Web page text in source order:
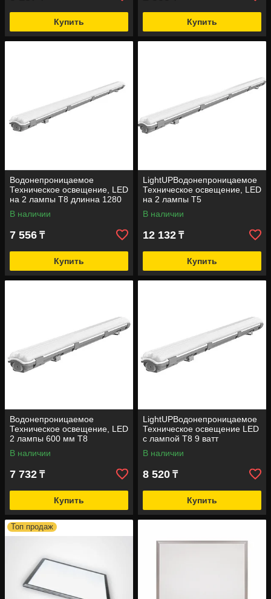
Купить Купить
Водонепроницаемое
Техническое освещение, LED
на 2 лампы Т8 длинна 1280
мм
В наличии
7 556 ₸
Купить
LightUPВодонепроницаемое
Техническое освещение, LED
на 2 лампы Т5
В наличии
12 132 ₸
Купить
Водонепроницаемое
Техническое освещение, LED
2 лампы 600 мм Т8
В наличии
7 732 ₸
Купить
LightUPВодонепроницаемое
Техническое освещение LED
с лампой Т8 9 ватт
В наличии
8 520 ₸
Купить
Топ продаж